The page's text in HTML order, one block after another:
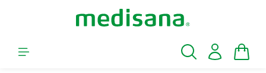
Zum Hauptinhalt springen